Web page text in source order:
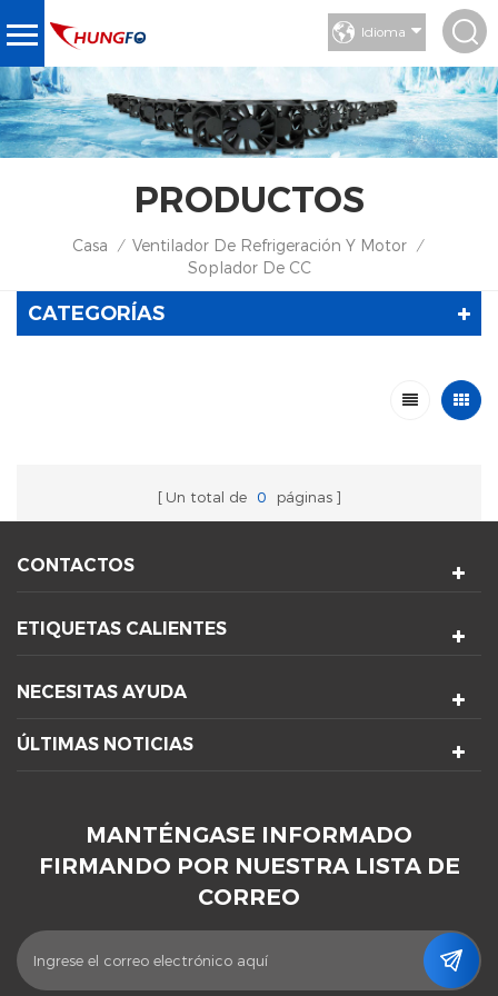
Idioma
PRODUCTOS
Casa / Ventilador De Refrigeración Y Motor /
Soplador De CC
CATEGORÍAS
Un total de 0 páginas
CONTACTOS
ETIQUETAS CALIENTES
NECESITAS AYUDA
ÚLTIMAS NOTICIAS
MANTÉNGASE INFORMADO
FIRMANDO POR NUESTRA LISTA DE
CORREO